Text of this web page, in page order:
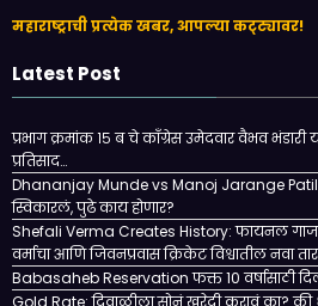
महाराष्ट्राची प्रत्येक खबर, आपल्या कट्ट्यावर!
Latest Post
प्रभाग क्रमांक १५ ब चे काँग्रेस उमेदवार वैभव भंडारी
प्रतिसाद…
Dhananjay Munde vs Manoj Jarange
स्विकारलं, पुढे काय होणार?
Shefali Verma Creates History: फायनल
वर्माचा आणि जिवनप्रवास क्रिकेट विश्वातील नवा
Babasaheb Reservation फक्त 10 वर्षासाठी
Gold Rate: दिवाळीला सोनं खरेदी करावं का? की